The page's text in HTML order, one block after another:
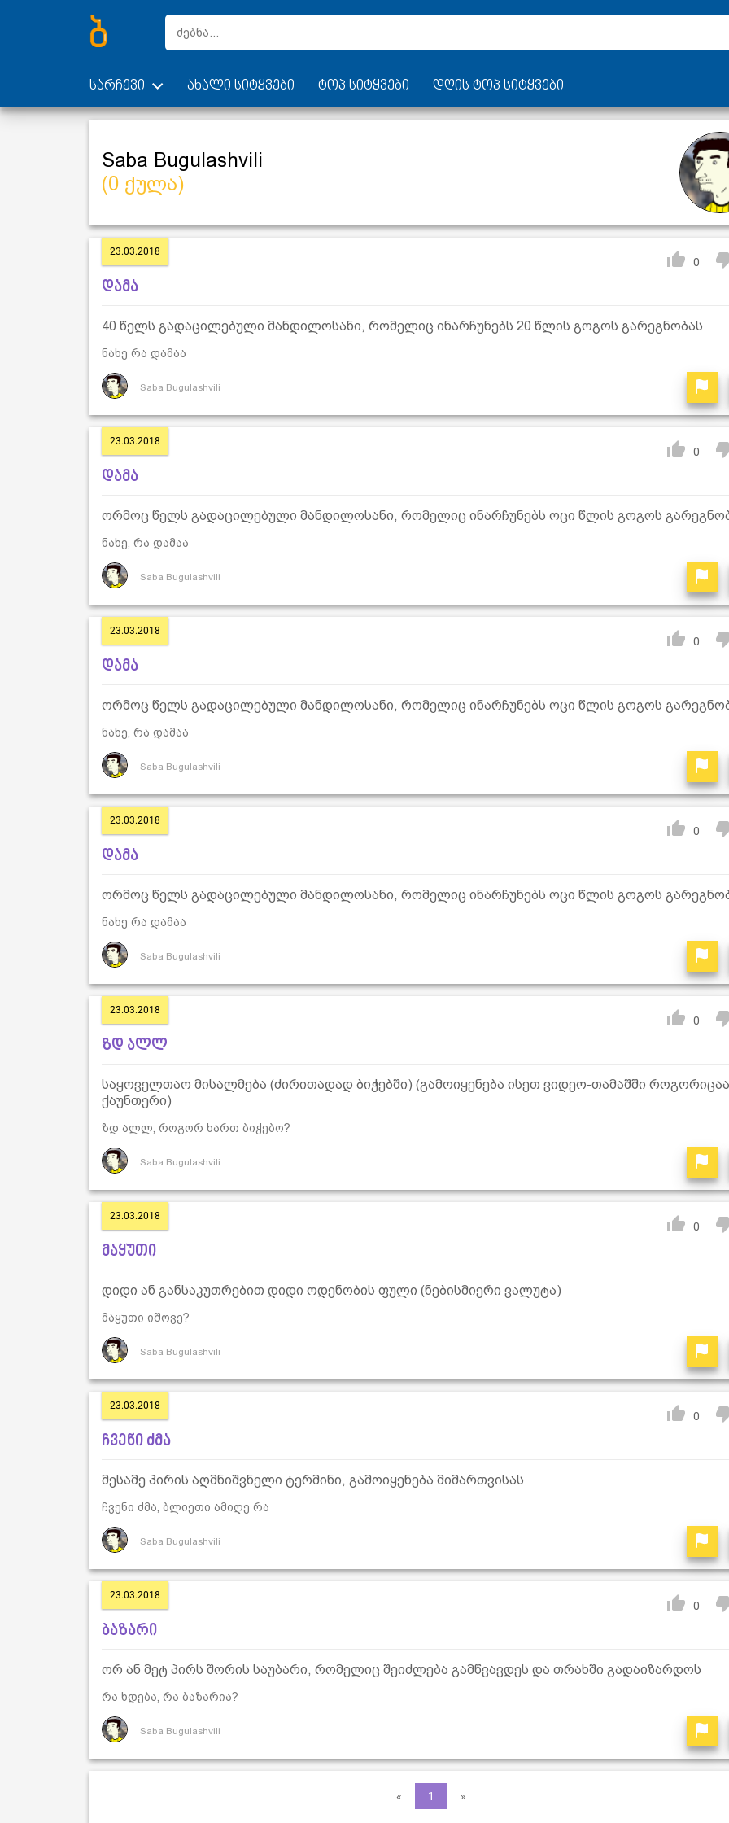
სარჩევი ახალი სიტყვები ტოპ სიტყვები დღის ტოპ სიტყვები
Saba Bugulashvili
(0 ქულა)
23.03.2018
0
დამა
40 წელს გადაცილებული მანდილოსანი, რომელიც ინარჩუნებს 20 წლის გოგოს გარეგნობას
ნახე რა დამაა
Saba Bugulashvili
23.03.2018
0
დამა
ორმოც წელს გადაცილებული მანდილოსანი, რომელიც ინარჩუნებს ოცი წლის გოგოს
ნახე, რა დამაა
Saba Bugulashvili
23.03.2018
0
დამა
ორმოც წელს გადაცილებული მანდილოსანი, რომელიც ინარჩუნებს ოცი წლის გოგოს
ნახე, რა დამაა
Saba Bugulashvili
23.03.2018
0
დამა
ორმოც წელს გადაცილებული მანდილოსანი, რომელიც ინარჩუნებს ოცი წლის გოგოს
ნახე რა დამაა
Saba Bugulashvili
23.03.2018
0
ზდ ალლ
საყოველთაო მისალმება (ძირითადად ბიჭებში) (გამოიყენება ისეთ ვიდეო-თამაშში როგორიცაა
ქაუნთერი)
ზდ ალლ, როგორ ხართ ბიჭებო?
Saba Bugulashvili
23.03.2018
0
მაყუთი
დიდი ან განსაკუთრებით დიდი ოდენობის ფული (ნებისმიერი ვალუტა)
მაყუთი იშოვე?
Saba Bugulashvili
23.03.2018
0
ჩვენი ძმა
მესამე პირის აღმნიშვნელი ტერმინი, გამოიყენება მიმართვისას
ჩვენი ძმა, ბლიეთი ამიღე რა
Saba Bugulashvili
23.03.2018
0
ბაზარი
ორ ან მეტ პირს შორის საუბარი, რომელიც შეიძლება გამწვავდეს და თრახში გადაიზარდოს
რა ხდება, რა ბაზარია?
Saba Bugulashvili
« 1 »